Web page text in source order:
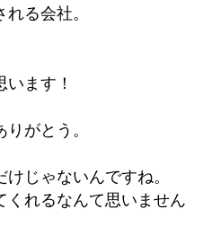
る会社。
ます！
がとう。
じゃないんですね。
れるなんて思いません